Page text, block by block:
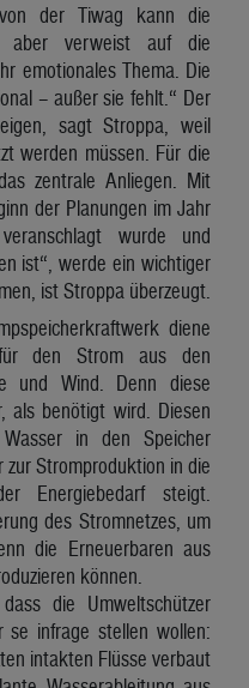
der Tiwag kann die
aber verweist auf die
emotionales Thema. Die
– außer sie fehlt.“ Der
sagt Stroppa, weil
werden müssen. Für die
zentrale Anliegen. Mit
der Planungen im Jahr
wurde und
ist“, werde ein wichtiger
ist Stroppa überzeugt.
diene
den Strom aus den
und Wind. Denn diese
als benötigt wird. Diesen
in den Speicher
zur Stromproduktion in die
Energiebedarf steigt.
des Stromnetzes, um
die Erneuerbaren aus
können.
die Umweltschützer
se infrage stellen wollen:
intakten Flüsse verbaut